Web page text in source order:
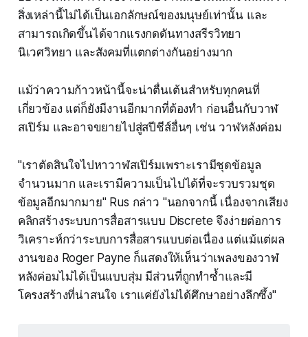
สิ่งเหล่านี้ไม่ได้เป็นเอกลักษณ์ของมนุษย์เท่านั้น และ
สามารถเกิดขึ้นได้จากแรงกดดันทางสรีรวิทยา
นิเวศวิทยา และสังคมที่แตกต่างกันอย่างมาก
แม้ว่าความก้าวหน้านี้จะน่าตื่นเต้นสำหรับทุกคนที่
เกี่ยวข้อง แต่ก็ยังมีงานอีกมากที่ต้องทำ ก่อนอื่นกับวาฬ
สเปิร์ม และอาจขยายไปสู่สปีชีส์อื่นๆ เช่น วาฬหลังค่อม
"เราตัดสินใจไปหาวาฬสเปิร์มเพราะเรามีชุดข้อมูล
จำนวนมาก และเรามีความเป็นไปได้ที่จะรวบรวมชุด
ข้อมูลอีกมากมาย" Rus กล่าว "นอกจากนี้ เนื่องจากเสียง
คลิกสร้างระบบการสื่อสารแบบ Discrete จึงง่ายต่อการ
วิเคราะห์กว่าระบบการสื่อสารแบบต่อเนื่อง แต่แม้แต่ผล
งานของ Roger Payne ก็แสดงให้เห็นว่าเพลงของวาฬ
หลังค่อมไม่ได้เป็นแบบสุ่ม มีส่วนที่ถูกทำซ้ำและมี
โครงสร้างที่น่าสนใจ เราแค่ยังไม่ได้ศึกษาอย่างลึกซึ้ง"